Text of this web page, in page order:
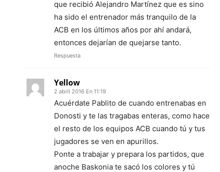
que recibió Alejandro Martínez que es sino
ha sido el entrenador más tranquilo de la
ACB en los últimos años por ahí andará,
entonces dejarían de quejarse tanto.
Respuesta
Yellow
2 abril 2016 En 11:19
Acuérdate Pablito de cuando entrenabas en
Donosti y te las tragabas enteras, como hace
el resto de los equipos ACB cuando tú y tus
jugadores se ven en apurillos.
Ponte a trabajar y prepara los partidos, que
anoche Baskonia te sacó los colores y tú